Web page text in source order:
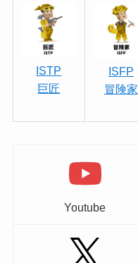
ISTP
巨匠
ISFP
冒険家
Youtube